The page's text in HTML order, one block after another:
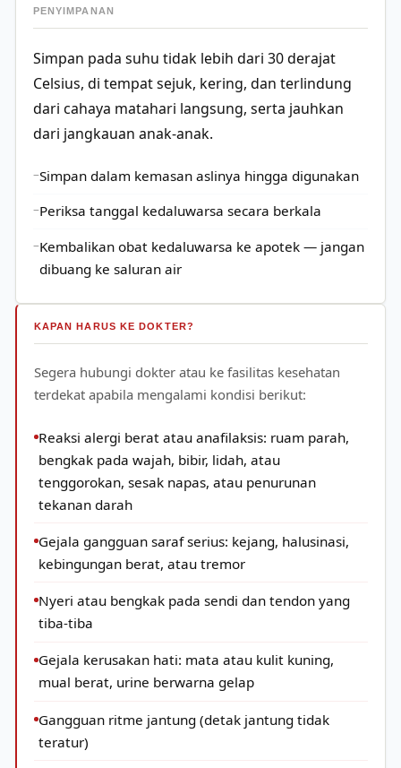
PENYIMPANAN
Simpan pada suhu tidak lebih dari 30 derajat
Celsius, di tempat sejuk, kering, dan terlindung
dari cahaya matahari langsung, serta jauhkan
dari jangkauan anak-anak.
Simpan dalam kemasan aslinya hingga digunakan
Periksa tanggal kedaluwarsa secara berkala
Kembalikan obat kedaluwarsa ke apotek — jangan
dibuang ke saluran air
KAPAN HARUS KE DOKTER?
Segera hubungi dokter atau ke fasilitas kesehatan
terdekat apabila mengalami kondisi berikut:
Reaksi alergi berat atau anafilaksis: ruam parah,
bengkak pada wajah, bibir, lidah, atau
tenggorokan, sesak napas, atau penurunan
tekanan darah
Gejala gangguan saraf serius: kejang, halusinasi,
kebingungan berat, atau tremor
Nyeri atau bengkak pada sendi dan tendon yang
tiba-tiba
Gejala kerusakan hati: mata atau kulit kuning,
mual berat, urine berwarna gelap
Gangguan ritme jantung (detak jantung tidak
teratur)